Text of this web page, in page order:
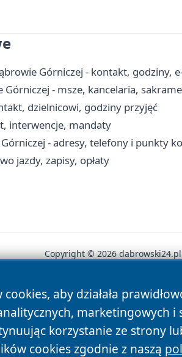
Górniczej - kontakt, godziny,
Górniczej - msze, kancelaria,
dzielnicowi, godziny przyjęć
interwencje, mandaty
- adresy, telefony i punkty
jazdy, zapisy, opłaty
aby działała
marketingowych
korzystanie ze strony
cookies zgodnie z naszą
Copyright © 2026
News Autorzy Polityka